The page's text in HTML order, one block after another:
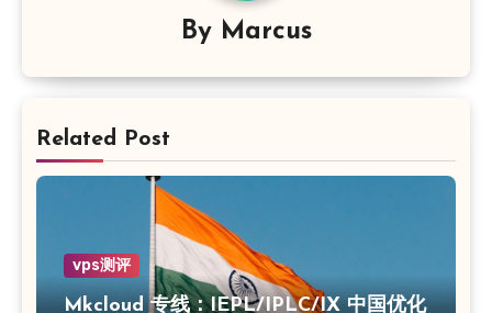
By Marcus
Related Post
vps测评
Mkcloud 专线：IEPL/IPLC/IX 中国优化